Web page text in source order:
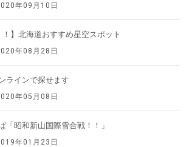
年09月10日
！】北海道おすすめ星空スポット
年08月28日
ラインで探せます
年05月08日
「昭和新山国際雪合戦！！」
年01月23日